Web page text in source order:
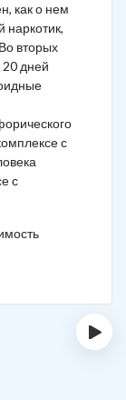
как о нем
наркотик,
вторых
дней
с
с
›